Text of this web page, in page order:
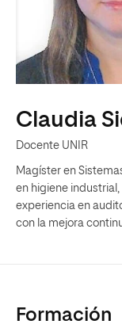
Claudia
Docente UNIR
Magíster en
en higiene
experiencia en
con la mejora
Formación